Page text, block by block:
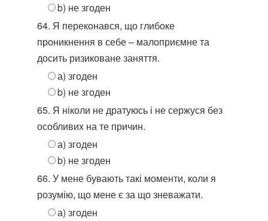
b) не згоден
64. Я переконався, що глибоке
проникнення в себе – малоприємне та
досить ризиковане заняття.
а) згоден
b) не згоден
65. Я ніколи не дратуюсь і не сержуся без
особливих на те причин.
а) згоден
b) не згоден
66. У мене бувають такі моменти, коли я
розумію, що мене є за що зневажати.
а) згоден